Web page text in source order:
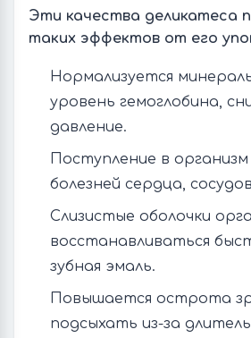
Эти качества деликатеса
таких эффектов от его
Нормализуется
уровень гемоглобина,
давление.
Поступление в
болезней сердца,
Слизистые оболочки
восстанавливаться
зубная эмаль.
Повышается острота
подсыхать из-за